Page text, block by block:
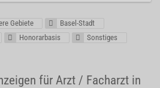
Gebiete
Basel-Stadt
Honorarbasis
Sonstiges
für Arzt / Facharzt in